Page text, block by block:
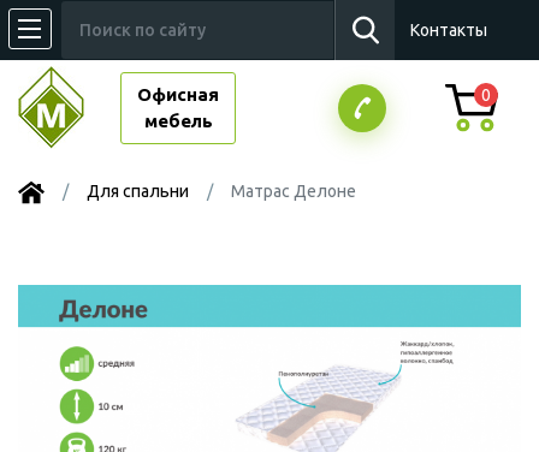
Контакты
Офисная
мебель
0
Для спальни Матрас Делоне